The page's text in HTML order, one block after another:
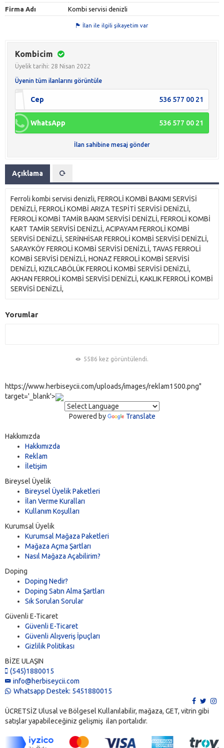
Firma Adı
Kombi servisi denizli
İlan ile ilgili şikayetim var
Kombicim
Üyelik tarihi: 28 Nisan 2022
Üyenin tüm ilanlarını görüntüle
Cep 536 577 00 21
WhatsApp 536 577 00 21
İlan sahibine mesaj gönder
Açıklama
Ferroli kombi servisi denizli, FERROLİ KOMBİ BAKIMI SERVİSİ
DENİZLİ, FERROLİ KOMBİ ARIZA TESPİTİ SERVİSİ DENİZLİ,
FERROLİ KOMBİ TAMİR BAKIM SERVİSİ DENİZLİ, FERROLİ KOMBİ
KART TAMİR SERVİSİ DENİZLİ, ACIPAYAM FERROLİ KOMBİ
SERVİSİ DENİZLİ, SERİNHİSAR FERROLİ KOMBİ SERVİSİ DENİZLİ,
SARAYKÖY FERROLİ KOMBİ SERVİSİ DENİZLİ, TAVAS FERROLİ
KOMBİ SERVİSİ DENİZLİ, HONAZ FERROLİ KOMBİ SERVİSİ
DENİZLİ, KIZILCABÖLÜK FERROLİ KOMBİ SERVİSİ DENİZLİ,
AKHAN FERROLİ KOMBİ SERVİSİ DENİZLİ, KAKLIK FERROLİ KOMBİ
SERVİSİ DENİZLİ,
Yorumlar
5586 kez görüntülendi.
https://www.herbiseycii.com/uploads/images/reklam1500.png"
target='_blank'>
Powered by Translate
Hakkımızda
Hakkımızda
Reklam
İletişim
Bireysel Üyelik
Bireysel Üyelik Paketleri
İlan Verme Kuralları
Kullanım Koşulları
Kurumsal Üyelik
Kurumsal Mağaza Paketleri
Mağaza Açma Şartları
Nasıl Mağaza Açabilirim?
Doping
Doping Nedir?
Doping Satın Alma Şartları
Sık Sorulan Sorular
Güvenli E-Ticaret
Güvenli E-Ticaret
Güvenli Alışveriş İpuçları
Gizlilik Politikası
BİZE ULAŞIN
(545)1880015
info@herbiseycii.com
Whatsapp Destek: 5451880015
ÜCRETSİZ Ulusal ve Bölgesel Kullanılabilir, mağaza, GET, vitrin gibi
satışlar yapabileceğiniz gelişmiş ilan portalıdır.